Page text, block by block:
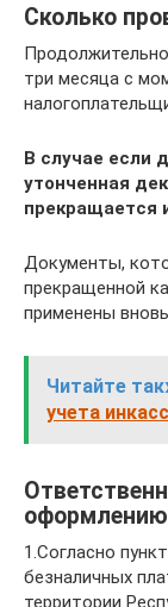
Сколько
три месяца с
В случае если
утонченная
прекращается
Документы,
прекращенной
применены
Читайте
учета
1.Согласно
безналичных
территории